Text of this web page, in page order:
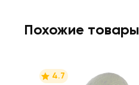
Похожие товары
4.7